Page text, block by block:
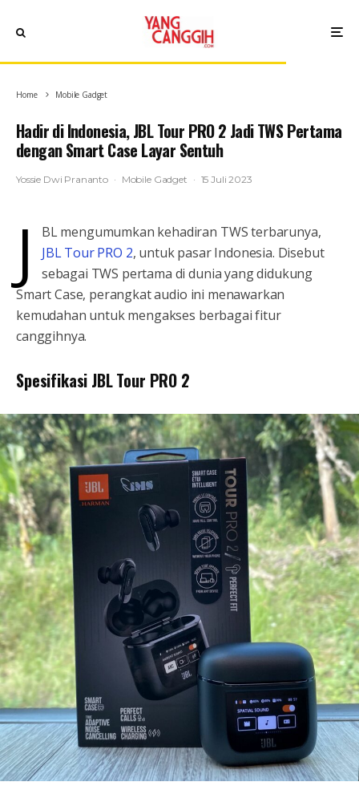
Home Mobile Gadget
Hadir di Indonesia, JBL Tour PRO 2 Jadi TWS Pertama
dengan Smart Case Layar Sentuh
Yossie Dwi Prananto · Mobile Gadget · 15 Juli 2023
J
BL mengumumkan kehadiran TWS terbarunya,
JBL Tour PRO 2, untuk pasar Indonesia. Disebut
sebagai TWS pertama di dunia yang didukung
Smart Case, perangkat audio ini menawarkan
kemudahan untuk mengakses berbagai fitur
canggihnya.
Spesifikasi JBL Tour PRO 2